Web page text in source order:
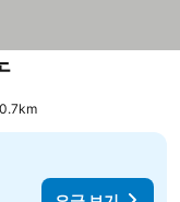
요금 보기